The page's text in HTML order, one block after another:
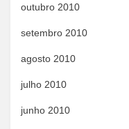
outubro 2010
setembro 2010
agosto 2010
julho 2010
junho 2010